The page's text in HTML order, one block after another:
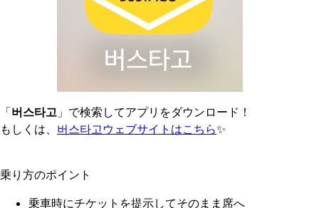
「버스타고 」で検索してアプリをダウンロード！
もしくは、 버스타고ウェブサイトはこちら✨
乗り方のポイント
乗車時にチケットを提示してそのまま席へ